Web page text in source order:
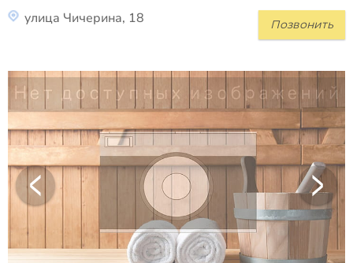
Позвонить
улица Чичерина, 18